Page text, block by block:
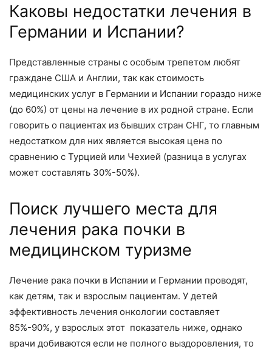
Каковы недостатки лечения в
Германии и Испании?
Представленные страны с особым трепетом любят
граждане США и Англии, так как стоимость
медицинских услуг в Германии и Испании гораздо ниже
(до 60%) от цены на лечение в их родной стране. Если
говорить о пациентах из бывших стран СНГ, то главным
недостатком для них является высокая цена по
сравнению с Турцией или Чехией (разница в услугах
может составлять 30%-50%).
Поиск лучшего места для
лечения рака почки в
медицинском туризме
Лечение рака почки в Испании и Германии проводят,
как детям, так и взрослым пациентам. У детей
эффективность лечения онкологии составляет
85%-90%, у взрослых этот показатель ниже, однако
врачи добиваются если не полного выздоровления, то